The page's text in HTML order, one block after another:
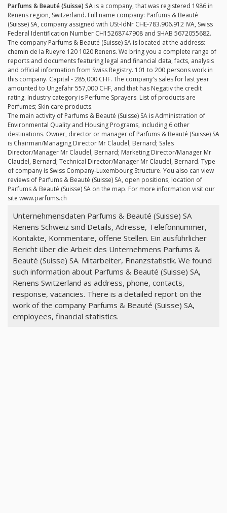
Parfums & Beauté (Suisse) SA is a company, that was registered 1986 in
Renens region, Switzerland. Full name company: Parfums & Beauté
(Suisse) SA, company assigned with USt-IdNr CHE-783.906.912 IVA, Swiss
Federal Identification Number CH15268747908 and SHAB 5672055682.
The company Parfums & Beauté (Suisse) SA is located at the address:
chemin de la Rueyre 120 1020 Renens. We bring you a complete range of
reports and documents featuring legal and financial data, facts, analysis
and official information from Swiss Registry. 101 to 200 persons work in
this company. Capital - 285,000 CHF. The company's sales for last year
amounted to Ungefähr 557,000 CHF, and that has Negativ the credit
rating. Industry category is Perfume Sprayers. List of products are
Perfumes; Skin care products.
The main activity of Parfums & Beauté (Suisse) SA is Administration of
Environmental Quality and Housing Programs, including 6 other
destinations. Owner, director or manager of Parfums & Beauté (Suisse) SA
is Chairman/Managing Director Mr Claudel, Bernard; Sales
Director/Manager Mr Claudel, Bernard; Marketing Director/Manager Mr
Claudel, Bernard; Technical Director/Manager Mr Claudel, Bernard. Type
of company is Swiss Company-Luxembourg Structure. You also can view
reviews of Parfums & Beauté (Suisse) SA, open positions, location of
Parfums & Beauté (Suisse) SA on the map. For more information visit our
site www.parfums.ch
Unternehmensdaten Parfums & Beauté (Suisse) SA
Renens Schweiz sind Details, Adresse, Telefonnummer,
Kontakte, Kommentare, offene Stellen. Ein ausführlicher
Bericht über die Arbeit des Unternehmens Parfums &
Beauté (Suisse) SA. Mitarbeiter, Finanzstatistik. We found
such information about Parfums & Beauté (Suisse) SA,
Renens Switzerland as address, phone, contacts,
response, vacancies. There is a detailed report on the
work of the company Parfums & Beauté (Suisse) SA,
employees, financial statistics.